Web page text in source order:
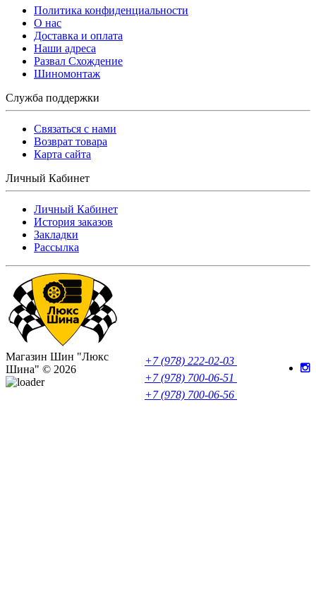
Политика конфиденциальности
O нас
Доставка и оплата
Наши адреса
Развал Схождение
Шиномонтаж
Служба поддержки
Связаться с нами
Возврат товара
Карта сайта
Личный Кабинет
Личный Кабинет
История заказов
Закладки
Рассылка
+7 (978) 222-02-03
+7 (978) 700-06-51
+7 (978) 700-06-56
Магазин Шин "Люкс
Шина" © 2026